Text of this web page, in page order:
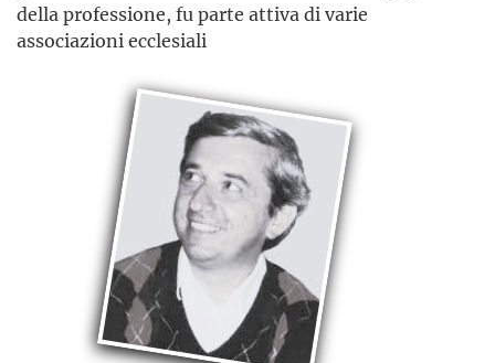
della professione, fu parte attiva di varie
associazioni ecclesiali